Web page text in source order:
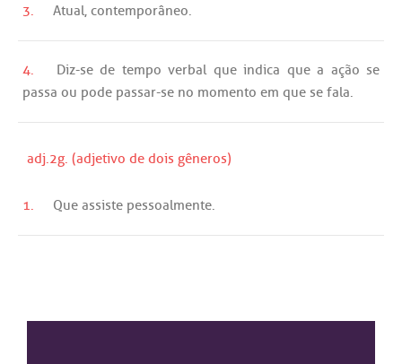
3. Atual, contemporâneo.
4. Diz-se de tempo verbal que indica que a ação se
passa ou pode passar-se no momento em que se fala.
adj.2g. (adjetivo de dois gêneros)
1. Que assiste pessoalmente.